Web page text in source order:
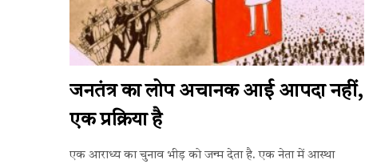
जनतंत्र का लोप अचानक आई आपदा नहीं,
एक प्रक्रिया है
एक आराध्य का चुनाव भीड़ को जन्म देता है. एक नेता में आस्था